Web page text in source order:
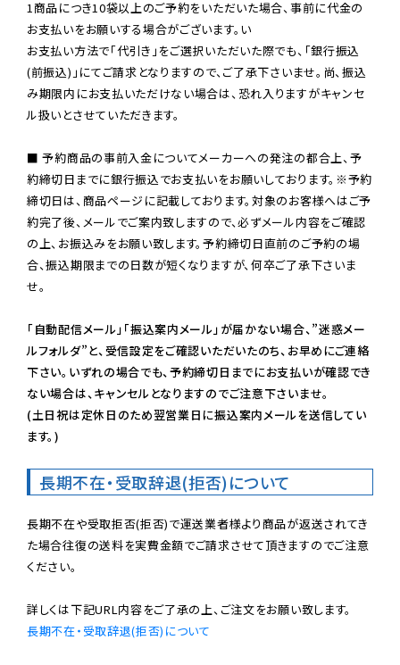
1商品につき10袋以上のご予約をいただいた場合、事前に代金の
お支払いをお願いする場合がございます。い
お支払い方法で「代引き」をご選択いただいた際でも、「銀行振込
(前振込)」にてご請求となりますので、ご了承下さいませ。尚、振込
み期限内にお支払いただけない場合は、恐れ入りますがキャンセ
ル扱いとさせていただきます。
■ 予約商品の事前入金についてメーカーへの発注の都合上、予
約締切日までに銀行振込でお支払いをお願いしております。※予約
締切日は、商品ページに記載しております。対象のお客様へはご予
約完了後、メールでご案内致しますので、必ずメール内容をご確認
の上、お振込みをお願い致します。予約締切日直前のご予約の場
合、振込期限までの日数が短くなりますが、何卒ご了承下さいま
せ。
「自動配信メール」「振込案内メール」が届かない場合、”迷惑メー
ルフォルダ”と、受信設定をご確認いただいたのち、お早めにご連絡
下さい。いずれの場合でも、予約締切日までにお支払いが確認でき
ない場合は、キャンセルとなりますのでご注意下さいませ。
(土日祝は定休日のため翌営業日に振込案内メールを送信してい
ます。)
長期不在・受取辞退(拒否)について
長期不在や受取拒否(拒否)で運送業者様より商品が返送されてき
た場合往復の送料を実費金額でご請求させて頂きますのでご注意
ください。
長期不在・受取辞退(拒否)について